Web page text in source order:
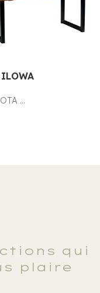
...
qui
plaire